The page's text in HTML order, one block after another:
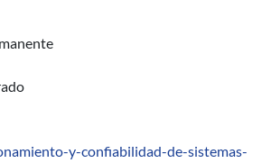
y-confiabilidad-de-sistemas-